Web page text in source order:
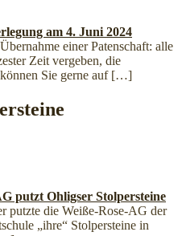
am 4. Juni 2024
einer Patenschaft: alle
Zeit vergeben, die
Sie gerne auf […]
putzt Ohligser Stolpersteine
putzte die Weiße-Rose-AG der
„ihre“ Stolpersteine in